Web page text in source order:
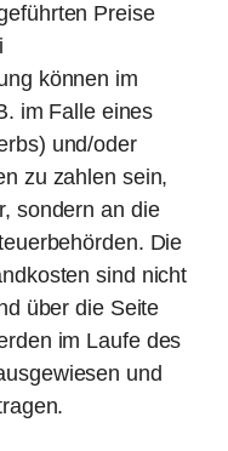
Preise
können im
im Falle eines
und/oder
zu zahlen sein,
sondern an die
Die
sind nicht
über die Seite
im Laufe des
und